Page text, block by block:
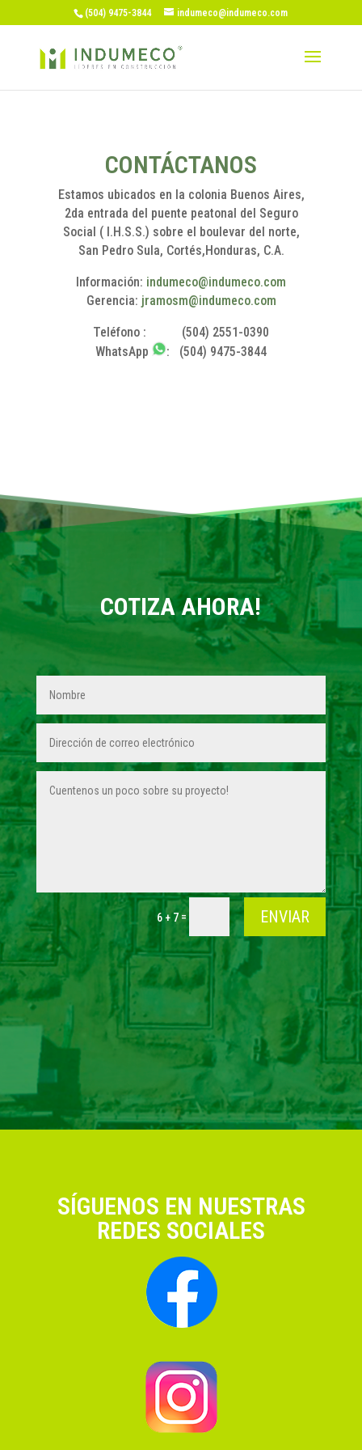
(504) 9475-3844 indumeco@indumeco.com
CONTÁCTANOS
Estamos ubicados en la colonia Buenos Aires,
2da entrada del puente peatonal del Seguro
Social ( I.H.S.S.) sobre el boulevar del norte,
San Pedro Sula, Cortés,Honduras, C.A.
Información: indumeco@indumeco.com
Gerencia: jramosm@indumeco.com
Teléfono : (504) 2551-0390
WhatsApp
: (504) 9475-3844
COTIZA AHORA!
6 + 7 = ENVIAR
SÍGUENOS EN NUESTRAS
REDES SOCIALES